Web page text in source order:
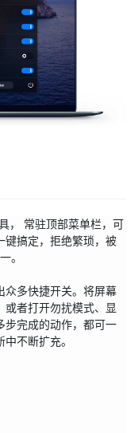
， 常驻顶部菜单栏，可
键搞定，拒绝繁琐，被
。
众多快捷开关。将屏幕
或者打开勿扰模式、显
步完成的动作，都可一
不断扩充。